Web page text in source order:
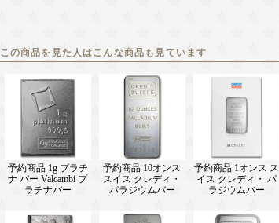
この商品を見た人はこんな商品も見ています
予約商品 1g プラチ
ナ バー Valcambi プ
ラチナバー
予約商品 10オンス
スイス クレディ・
パラジウムバー
予約商品 1オンス ス
イス クレディ・ パ
ラジウムバー